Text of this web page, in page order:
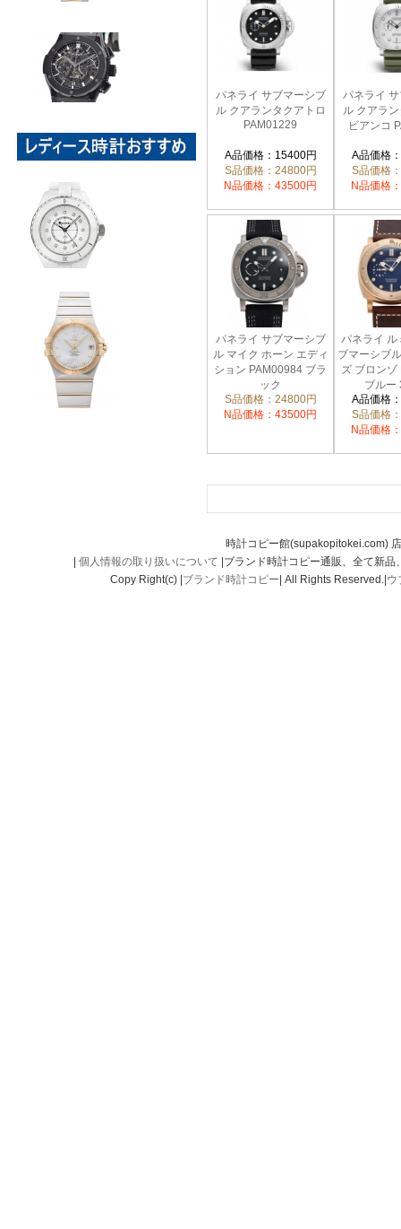
パネライ サブマーシブ
ル クアランタクアトロ
PAM01229
A品価格：15400円
S品価格：24800円
N品価格：43500円
パネライ
ル クアラ
ビアンコ
A品価格
S品価格
N品価格
パネライ サブマーシブ
ル マイク ホーン エディ
ション PAM00984 ブラ
ック
S品価格：24800円
N品価格：43500円
パネライ ル
ブマーシブ
ズ ブロン
ブルー
A品価格
S品価格
N品価格
時計コピー館(supakopitokei.com)
個人情報の取り扱いについて |ブランド時計コピー通販、全て新
Copy Right(c) | ブランド時計コピー | All Rights Reserved.| ウ